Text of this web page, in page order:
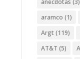
anécdotas (3)
aramco (1)
Argt (119)
AT&T (5)